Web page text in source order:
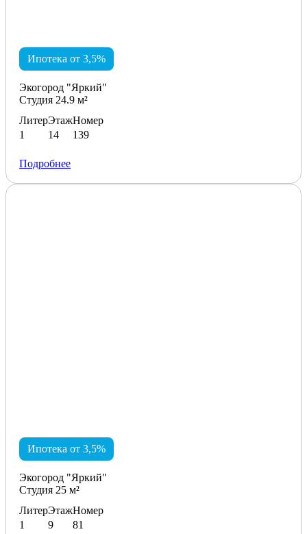
Ипотека от 3,5%
Экогород "Яркий"
Студия 24.9 м²
Литер
1
Этаж
14
Номер
139
Подробнее
Ипотека от 3,5%
Экогород "Яркий"
Студия 25 м²
Литер
1
Этаж
9
Номер
81